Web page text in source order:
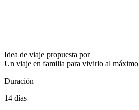
Idea de viaje propuesta por
Un viaje en familia para vivirlo al máximo
Duración
14 días